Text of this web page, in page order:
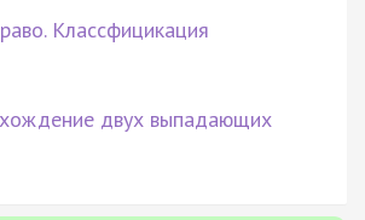
Классфицикация
двух выпадающих